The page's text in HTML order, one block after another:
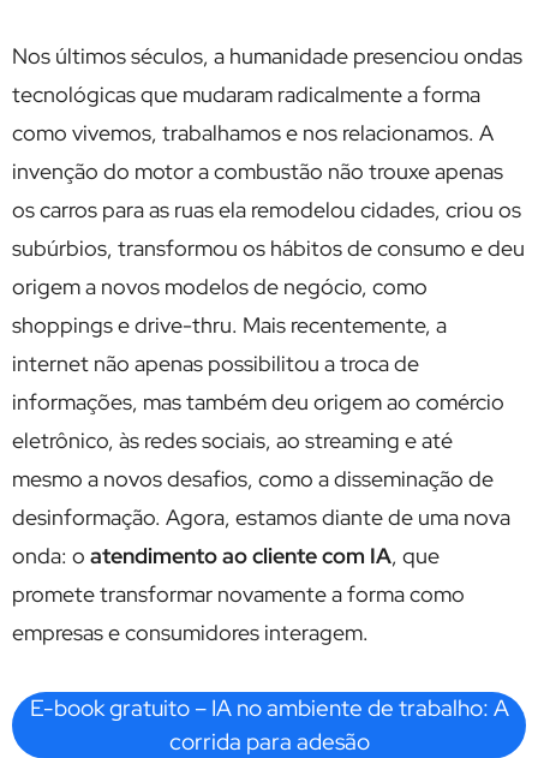
Nos últimos séculos, a humanidade presenciou ondas
tecnológicas que mudaram radicalmente a forma
como vivemos, trabalhamos e nos relacionamos. A
invenção do motor a combustão não trouxe apenas
os carros para as ruas ela remodelou cidades, criou os
subúrbios, transformou os hábitos de consumo e deu
origem a novos modelos de negócio, como
shoppings e drive-thru. Mais recentemente, a
internet não apenas possibilitou a troca de
informações, mas também deu origem ao comércio
eletrônico, às redes sociais, ao streaming e até
mesmo a novos desafios, como a disseminação de
desinformação. Agora, estamos diante de uma nova
onda: o atendimento ao cliente com IA, que
promete transformar novamente a forma como
empresas e consumidores interagem.
E-book gratuito – IA no ambiente de trabalho: A
corrida para adesão